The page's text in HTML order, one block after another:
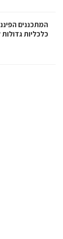
המתכננים
כלכליות